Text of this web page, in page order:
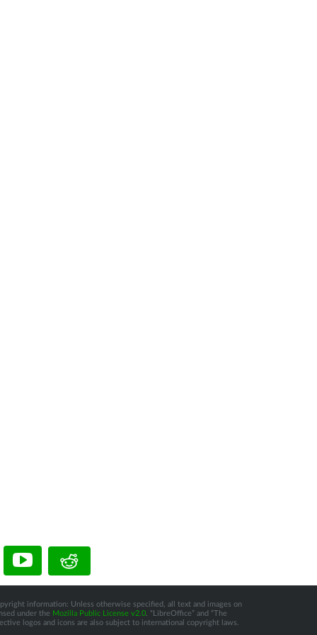
information: Unless otherwise specified, all text and images on
under the Mozilla Public License v2.0. “LibreOffice” and “The
logos and icons are also subject to international copyright laws.